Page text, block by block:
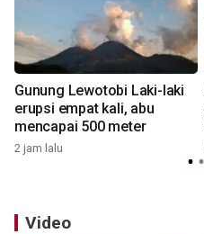
Gunung Lewotobi Laki-laki
erupsi empat kali, abu
mencapai 500 meter
2 jam lalu
Video